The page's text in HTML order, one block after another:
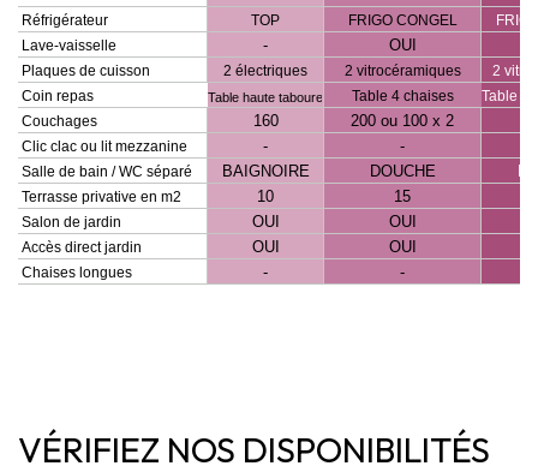
VÉRIFIEZ NOS DISPONIBILITÉS